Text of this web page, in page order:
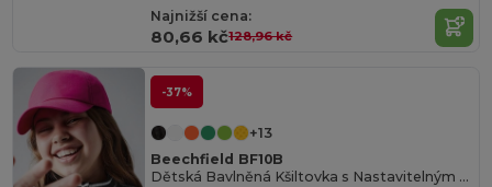
Najnižší cena:
80,66 kč128,96 kč
-37%
+13
Beechfield BF10B
Dětská Bavlněná Kšiltovka s Nastavitelným Zapínáním